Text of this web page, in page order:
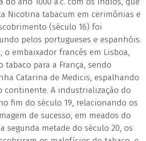
Nicotina tabacum em cerimônias e
(século 16) foi
pelos portugueses e espanhóis.
o embaixador francês em Lisboa,
tabaco para a França, sendo
Catarina de Medicis, espalhando
continente. A industrialização do
fim do século 19, relacionando os
de sucesso, em meados do
segunda metade do século 20, os